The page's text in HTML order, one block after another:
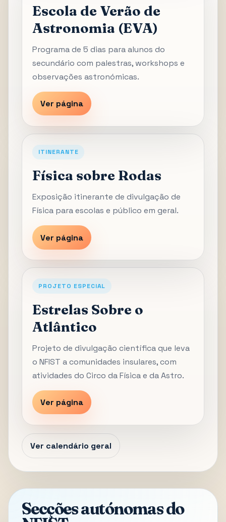
Escola de Verão de
Astronomia (EVA)
Programa de 5 dias para alunos do
secundário com palestras, workshops e
observações astronómicas.
Ver página
ITINERANTE
Física sobre Rodas
Exposição itinerante de divulgação de
Física para escolas e público em geral.
Ver página
PROJETO ESPECIAL
Estrelas Sobre o
Atlântico
Projeto de divulgação científica que leva
o NFIST a comunidades insulares, com
atividades do Circo da Física e da Astro.
Ver página
Ver calendário geral
Secções autónomas do